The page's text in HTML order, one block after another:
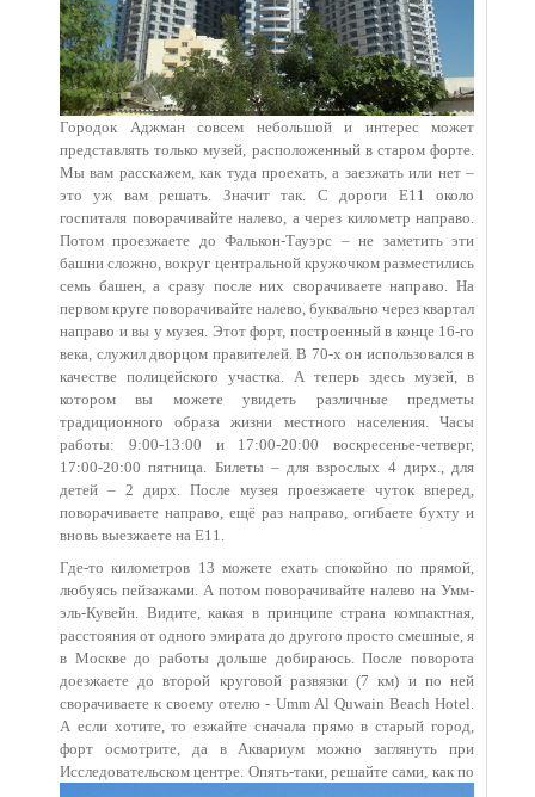
Городок Аджман совсем небольшой и интерес может
представлять только музей, расположенный в старом форте.
Мы вам расскажем, как туда проехать, а заезжать или нет –
это уж вам решать. Значит так. С дороги Е11 около
госпиталя поворачивайте налево, а через километр направо.
Потом проезжаете до Фалькон-Тауэрс – не заметить эти
башни сложно, вокруг центральной кружочком разместились
семь башен, а сразу после них сворачиваете направо. На
первом круге поворачивайте налево, буквально через квартал
направо и вы у музея. Этот форт, построенный в конце 16-го
века, служил дворцом правителей. В 70-х он использовался в
качестве полицейского участка. А теперь здесь музей, в
котором вы можете увидеть различные предметы
традиционного образа жизни местного населения. Часы
работы: 9:00-13:00 и 17:00-20:00 воскресенье-четверг,
17:00-20:00 пятница. Билеты – для взрослых 4 дирх., для
детей – 2 дирх. После музея проезжаете чуток вперед,
поворачиваете направо, ещё раз направо, огибаете бухту и
вновь выезжаете на Е11.
Где-то километров 13 можете ехать спокойно по прямой,
любуясь пейзажами. А потом поворачивайте налево на Умм-
эль-Кувейн. Видите, какая в принципе страна компактная,
расстояния от одного эмирата до другого просто смешные, я
в Москве до работы дольше добираюсь. После поворота
доезжаете до второй круговой развязки (7 км) и по ней
сворачиваете к своему отелю - Umm Al Quwain Beach Hotel.
А если хотите, то езжайте сначала прямо в старый город,
форт осмотрите, да в Аквариум можно заглянуть при
Исследовательскомцентре. Опять-таки, решайте сами, как по